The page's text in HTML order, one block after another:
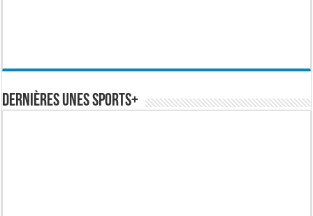
Dernières Unes Sports+